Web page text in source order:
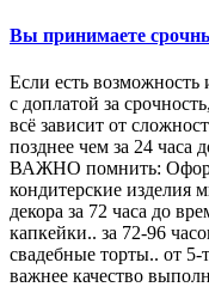
Вы принимаете
Если есть
с доплатой за
всё зависит от
позднее чем за 24 часа
ВАЖНО помнить:
кондитерские изделия
декора за 72 часа до
капкейки.. за 72-96
свадебные торты.. от
важнее качество